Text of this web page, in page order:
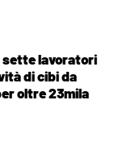
lavoratori
di cibi da
oltre 23mila